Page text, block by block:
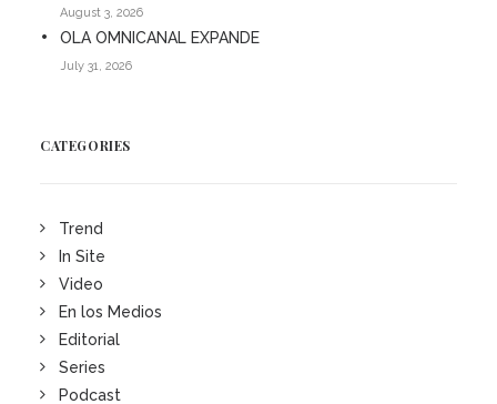
August 3, 2026
OLA OMNICANAL EXPANDE
July 31, 2026
CATEGORIES
Trend
In Site
Video
En los Medios
Editorial
Series
Podcast